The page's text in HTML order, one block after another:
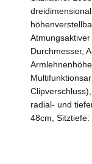
Durchmesser,
radial- und
48cm, Sitztiefe: